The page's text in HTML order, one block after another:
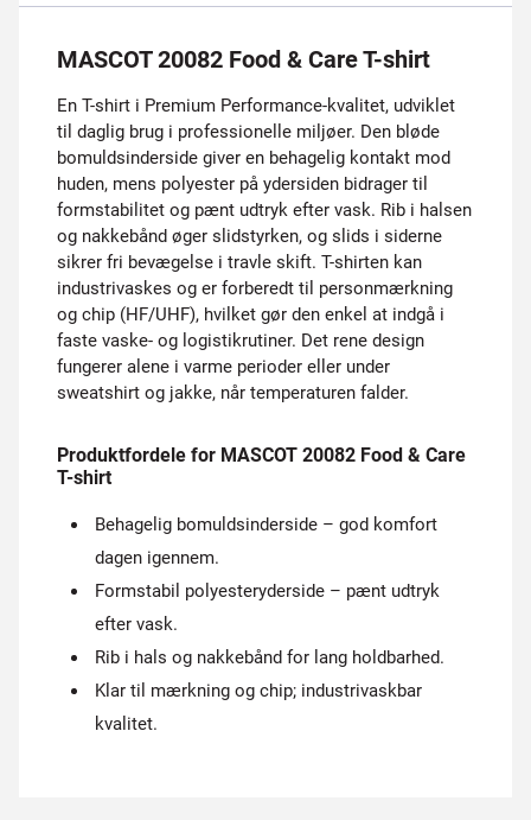
MASCOT 20082 Food & Care T-shirt
En T-shirt i Premium Performance-kvalitet, udviklet
til daglig brug i professionelle miljøer. Den bløde
bomuldsinderside giver en behagelig kontakt mod
huden, mens polyester på ydersiden bidrager til
formstabilitet og pænt udtryk efter vask. Rib i halsen
og nakkebånd øger slidstyrken, og slids i siderne
sikrer fri bevægelse i travle skift. T-shirten kan
industrivaskes og er forberedt til personmærkning
og chip (HF/UHF), hvilket gør den enkel at indgå i
faste vaske- og logistikrutiner. Det rene design
fungerer alene i varme perioder eller under
sweatshirt og jakke, når temperaturen falder.
Produktfordele for MASCOT 20082 Food & Care
T-shirt
Behagelig bomuldsinderside – god komfort
dagen igennem.
Formstabil polyester­yderside – pænt udtryk
efter vask.
Rib i hals og nakkebånd for lang holdbarhed.
Klar til mærkning og chip; industrivaskbar
kvalitet.